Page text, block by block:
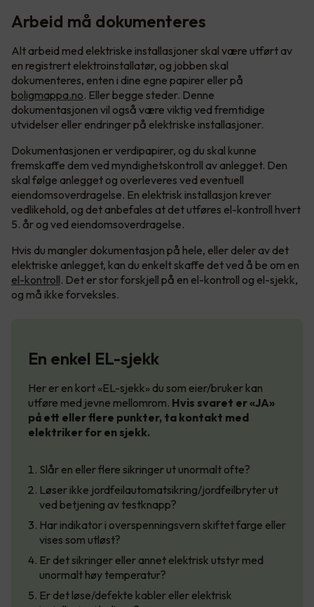
Arbeid må dokumenteres
Alt arbeid med elektriske installasjoner skal være utført av
en registrert elektroinstallatør, og jobben skal
dokumenteres, enten i dine egne papirer eller på
boligmappa.no. Eller begge steder. Denne
dokumentasjonen vil også være viktig ved fremtidige
utvidelser eller endringer på elektriske installasjoner.
Dokumentasjonen er verdipapirer, og du skal kunne
fremskaffe dem ved myndighetskontroll av anlegget. Den
skal følge anlegget og overleveres ved eventuell
eiendomsoverdragelse. En elektrisk installasjon krever
vedlikehold, og det anbefales at det utføres el-kontroll hvert
5. år og ved eiendomsoverdragelse.
Hvis du mangler dokumentasjon på hele, eller deler av det
elektriske anlegget, kan du enkelt skaffe det ved å be om en
el-kontroll. Det er stor forskjell på en el-kontroll og el-sjekk,
og må ikke forveksles.
En enkel EL-sjekk
Her er en kort «EL-sjekk» du som eier/bruker kan
utføre med jevne mellomrom. Hvis svaret er «JA»
på ett eller flere punkter, ta kontakt med
elektriker for en sjekk.
Slår en eller flere sikringer ut unormalt ofte?
Løser ikke jordfeilautomatsikring/jordfeilbryter ut
ved betjening av testknapp?
Har indikator i overspenningsvern skiftet farge eller
vises som utløst?
Er det sikringer eller annet elektrisk utstyr med
unormalt høy temperatur?
Er det løse/defekte kabler eller elektrisk